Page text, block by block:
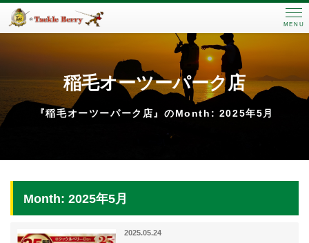
MENU
稲毛オーツーパーク店
『稲毛オーツーパーク店』のMonth: 2025年5月
Month: 2025年5月
2025.05.24